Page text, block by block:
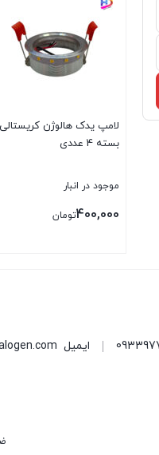
لامپ یدک هالوژن کریستالی
بسته 4 عددی
موجود در انبار
400,000تومان
ایمیل